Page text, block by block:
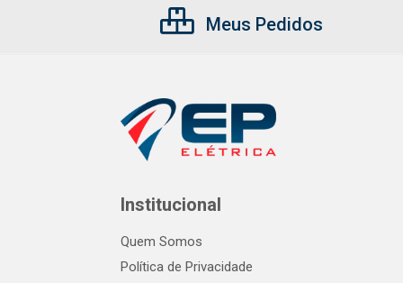
Meus Pedidos
Institucional
Quem Somos
Política de Privacidade